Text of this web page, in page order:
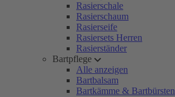
Rasierschale
Rasierschaum
Rasierseife
Rasiersets Herren
Rasierständer
Bartpflege
Alle anzeigen
Bartbalsam
Bartkämme & Bartbürsten